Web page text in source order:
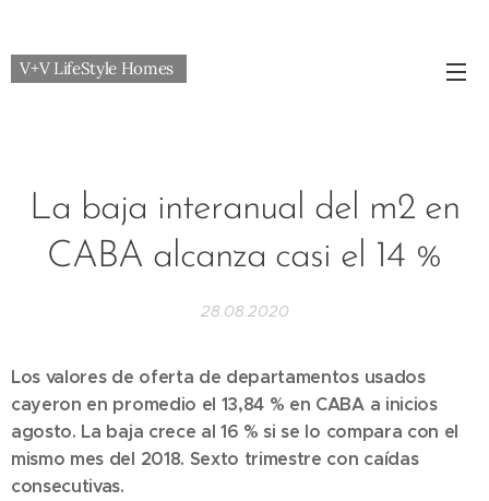
V+V LifeStyle Homes
La baja interanual del m2 en
CABA alcanza casi el 14 %
28.08.2020
Los valores de oferta de departamentos usados
cayeron en promedio el 13,84 % en CABA a inicios
agosto. La baja crece al 16 % si se lo compara con el
mismo mes del 2018. Sexto trimestre con caídas
consecutivas.